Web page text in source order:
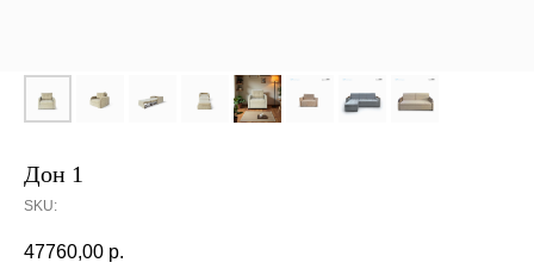
Дон 1
SKU:
47760,00 р.